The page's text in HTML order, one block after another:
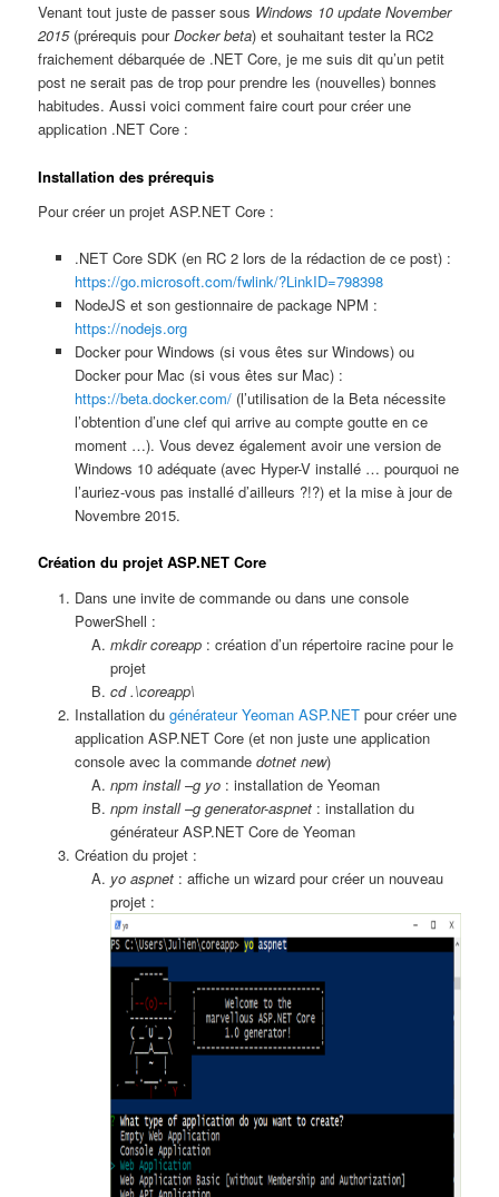
Venant tout juste de passer sous Windows 10 update November
2015(prérequis pourDocker beta) et souhaitant tester la RC2
fraichement débarquée de .NET Core, je me suis dit qu’un petit
post ne serait pas de trop pour prendre les (nouvelles) bonnes
habitudes. Aussi voici comment faire court pour créer une
application .NET Core :
Installation des prérequis
Pour créer un projet ASP.NET Core :
.NET Core SDK (en RC 2 lors de la rédaction de ce post) :
https://go.microsoft.com/fwlink/?LinkID=798398
NodeJS et son gestionnaire de package NPM :
https://nodejs.org
Docker pour Windows (si vous êtes sur Windows) ou
Docker pour Mac (si vous êtes sur Mac) :
https://beta.docker.com/(l’utilisation de la Beta nécessite
l’obtention d’une clef qui arrive au compte goutte en ce
moment …). Vous devez également avoir une version de
Windows 10 adéquate (avec Hyper-V installé … pourquoi ne
l’auriez-vous pas installé d’ailleurs ?!?) et la mise à jour de
Novembre 2015.
Création du projet ASP.NET Core
Dans une invite de commande ou dans une console
PowerShell :
mkdir coreapp : création d’un répertoire racine pour le
projet
cd .\coreapp\
Installation du générateur Yeoman ASP.NETpour créer une
application ASP.NET Core (et non juste une application
console avec la commande dotnet new)
npm install –g yo : installation de Yeoman
npm install –g generator-aspnet : installation du
générateur ASP.NET Core de Yeoman
Création du projet :
yo aspnet : affiche un wizard pour créer un nouveau
projet :